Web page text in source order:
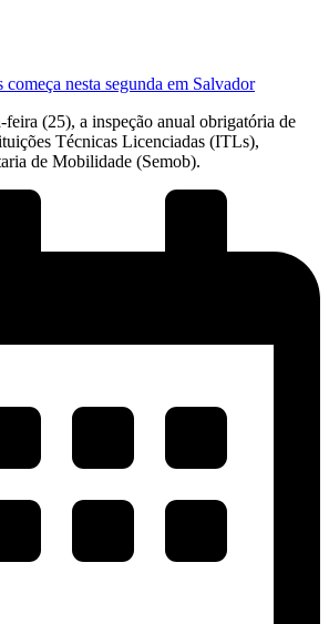
nesta segunda em Salvador
feira (25), a inspeção anual obrigatória de
Técnicas Licenciadas (ITLs),
de Mobilidade (Semob).